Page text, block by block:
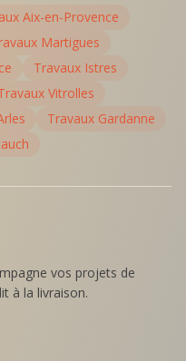
Aix-en-Provence
Martigues
Travaux Istres
Vitrolles
Travaux Gardanne
vos projets de
à la livraison.